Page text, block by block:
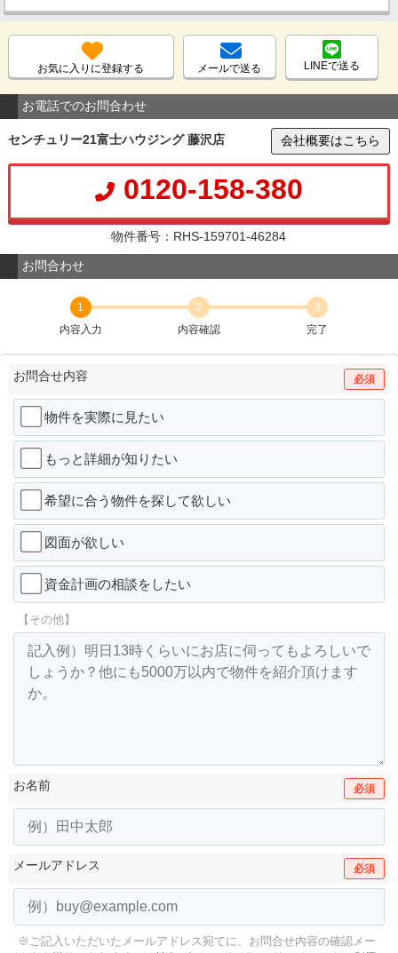
お気に入りに登録する メールで送る LINEで送る
お電話でのお問合わせ
センチュリー21富士ハウジング 藤沢店 会社概要はこちら
0120-158-380
物件番号：RHS-159701-46284
お問合わせ
1
内容入力
2
内容確認
3
完了
お問合せ内容 必須
物件を実際に見たい
もっと詳細が知りたい
希望に合う物件を探して欲しい
図面が欲しい
資金計画の相談をしたい
【その他】
お名前 必須
メールアドレス 必須
※ご記入いただいたメールアドレス宛てに、お問合せ内容の確認メー